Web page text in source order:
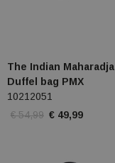
The Indian Maharadja
Duffel bag PMX
10212051
€ 54,99 € 49,99